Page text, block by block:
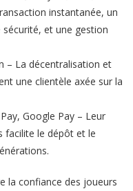
instantanée, un
et une gestion
– La décentralisation et
une clientèle axée sur la
Google Pay – Leur
facilite le dépôt et le
la confiance des joueurs